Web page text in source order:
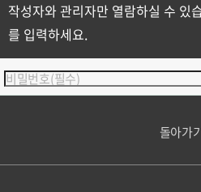
작성자와 관리자만 열람하실 수 있
를 입력하세요.
돌아가